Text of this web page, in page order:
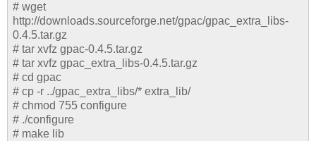
# wget
http://downloads.sourceforge.net/gpac/gpac_extra_libs-
0.4.5.tar.gz
# tar xvfz gpac-0.4.5.tar.gz
# tar xvfz gpac_extra_libs-0.4.5.tar.gz
# cd gpac
# cp -r ../gpac_extra_libs/* extra_lib/
# chmod 755 configure
# ./configure
# make lib